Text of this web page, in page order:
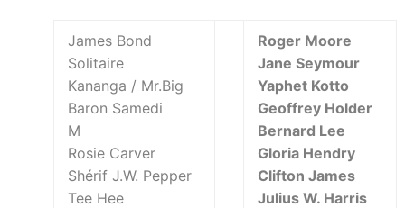
James Bond
Solitaire
Kananga / Mr.Big
Baron Samedi
M
Rosie Carver
Shérif J.W. Pepper
Tee Hee
Roger Moore
Jane Seymour
Yaphet Kotto
Geoffrey Holder
Bernard Lee
Gloria Hendry
Clifton James
Julius W. Harris